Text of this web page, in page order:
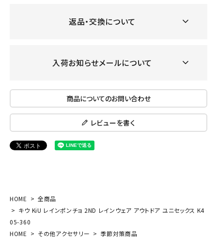
返品・交換について
入荷お知らせメールについて
商品についてのお問い合わせ
レビューを書く
HOME
全商品
キウ KiU レインポンチョ 2ND レインウェア アウトドア ユニセックス K4
05-360
HOME
その他アクセサリー
季節対策商品